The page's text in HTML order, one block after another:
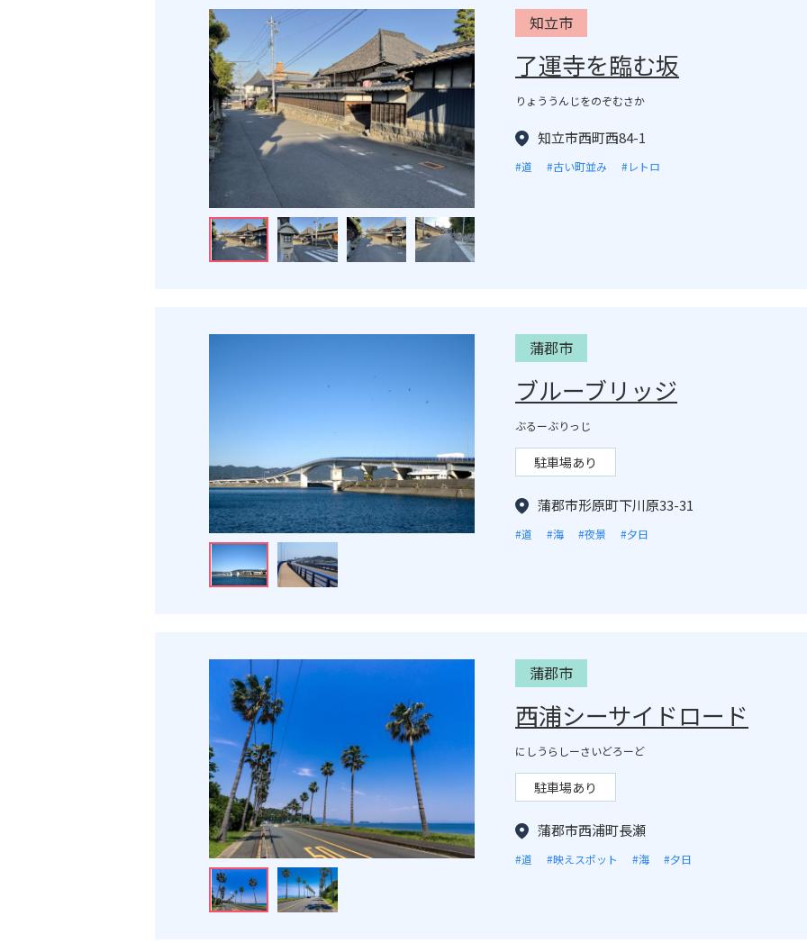
知立市
了運寺を臨む坂
りょううんじをのぞむさか
知立市西町西84-1
#道 #古い町並み #レトロ
蒲郡市
ブルーブリッジ
ぶるーぶりっじ
駐車場あり
蒲郡市形原町下川原33-31
#道 #海 #夜景 #夕日
蒲郡市
西浦シーサイドロード
にしうらしーさいどろーど
駐車場あり
蒲郡市西浦町長瀬
#道 #映えスポット #海 #夕日